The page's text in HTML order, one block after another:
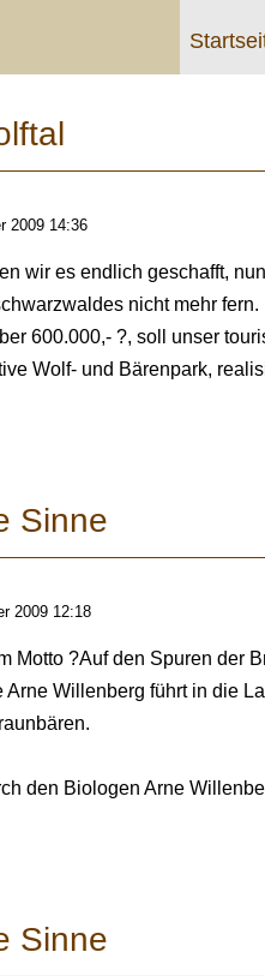
2009 14:36
wir es endlich geschafft,
nicht mehr fern.
600.000,- ?, soll unser
Wolf- und Bärenpark,
Sinne
2009 12:18
Motto ?Auf den Spuren der
Arne Willenberg führt in die
den Biologen Arne
Sinne